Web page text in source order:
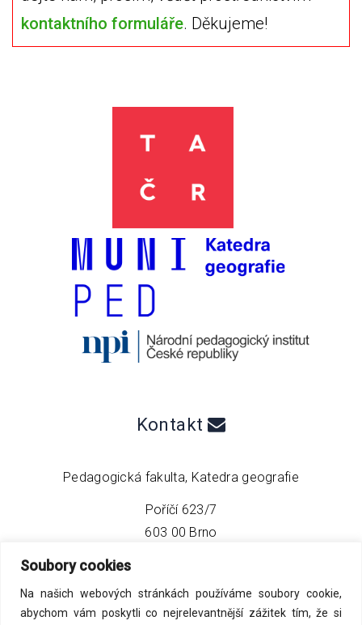
Soubory cookies
Na našich webových stránkách používáme soubory cookie,
abychom vám poskytli co nejrelevantnější zážitek tím, že si
kontaktního formuláře. Děkujeme!
Kontakt
Pedagogická fakulta, Katedra geografie
Poříčí 623/7
603 00 Brno
telefon:
email:info@geo4tea.com